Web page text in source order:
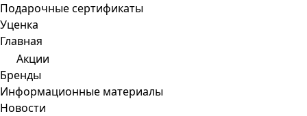
Подарочные сертификаты
Уценка
Главная
Акции
Бренды
Информационные материалы
Новости